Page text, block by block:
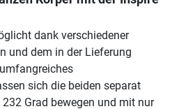
dank verschiedener
und dem in der Lieferung
sich die beiden separat
Grad bewegen und mit nur